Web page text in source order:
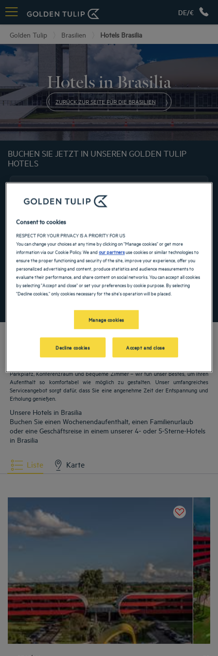
DE/€
Golden Tulip Brasilien Hotels Brasilia
Hotels in Brasilia
ZURÜCK ZUR SEITE FÜR DIE BRASILIEN
BUCHEN SIE JETZT IN UNSEREN GOLDEN TULIP
HOTELS
Navigate forward to interact with the calendar and select a date. Press the
Navigate backward to interact with the
FINDEN SIE EIN HOTEL
Spezialcode hinzufügen
Parkplatz, Konferenzraum und bequeme Zimmer – wir tun unser Bestes, um Ihren
Aufenthalt so komfortabel wie möglich zu gestalten. Unser umfangreiches
Serviceangebot sorgt dafür, dass Sie eine angenehme Zeit der Entspannung und
Erholung genießen.
Unsere Hotels in Brasilia
Buchen Sie einen Wochenendaufenthalt, einen Familienurlaub
oder eine Geschäftsreise in einem unserer 4- oder 5-Sterne-Hotels
in Brasilia
Liste Karte
Consent to cookies
RESPECT FOR YOUR PRIVACY IS A PRIORITY FOR US
You can change your choices at any time by clicking on "Manage cookies" or get more
information via our Cookie Policy. We andour partnersuse cookies or similar technologies to
ensure the proper functioning and security of the site, improve your experience, offer you
personalized advertising and content, produce statistics and audience measurements to
evaluate their performance, and share content on social networks. You can accept all cookies
by selecting "Accept and close" or set your preferences by cookie purpose. By selecting
"Decline cookies," only cookies necessary for the site's operation will be placed.
Manage cookies
Decline cookies Accept and close